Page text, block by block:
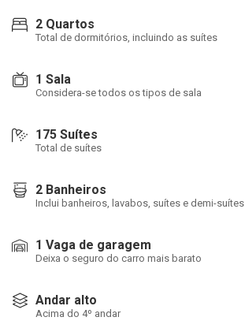
2 Quartos
Total de dormitórios, incluindo as suítes
1 Sala
Considera-se todos os tipos de sala
175 Suítes
Total de suítes
2 Banheiros
Inclui banheiros, lavabos, suítes e demi-suítes
1 Vaga de garagem
Deixa o seguro do carro mais barato
Andar alto
Acima do 4º andar